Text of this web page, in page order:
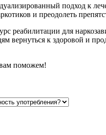
подход к
и преодолеть
реабилитации для
вернуться к здоровой и
поможем!